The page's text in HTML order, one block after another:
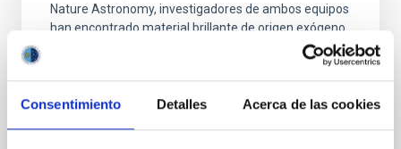
Consentimiento Detalles Acerca de las cookies
Nature Astronomy, investigadores de ambos equipos
han encontrado material brillante de origen exógeno
Miembros del Grupo de Sistema Solar del Instituto de
Astrofísica de Canarias (IAC) han participado en este
descubrimiento, en particular la investigadora Eri